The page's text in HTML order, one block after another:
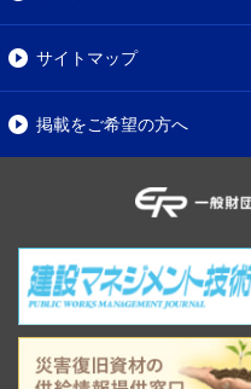
サイトマップ
掲載をご希望の方へ